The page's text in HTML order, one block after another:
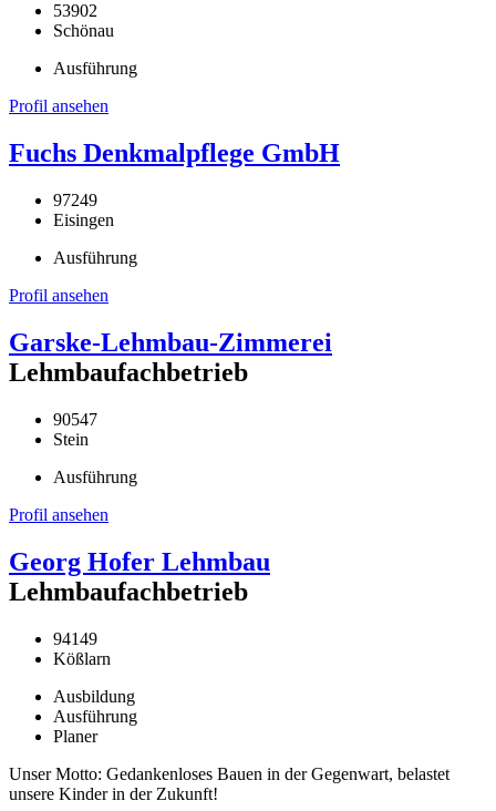
53902
Schönau
Ausführung
Profil ansehen
Fuchs Denkmalpflege GmbH
97249
Eisingen
Ausführung
Profil ansehen
Garske-Lehmbau-Zimmerei
Lehmbaufachbetrieb
90547
Stein
Ausführung
Profil ansehen
Georg Hofer Lehmbau
Lehmbaufachbetrieb
94149
Kößlarn
Ausbildung
Ausführung
Planer
Unser Motto: Gedankenloses Bauen in der Gegenwart, belastet
unsere Kinder in der Zukunft!